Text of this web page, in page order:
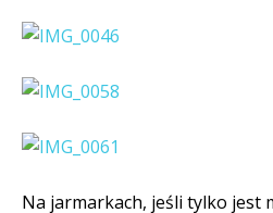
Na jarmarkach, jeśli tylko jest